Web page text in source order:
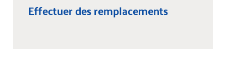
Effectuer des remplacements